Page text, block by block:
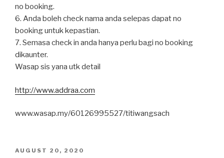
no booking.
6. Anda boleh check nama anda selepas dapat no
booking untuk kepastian.
7. Semasa check in anda hanya perlu bagi no booking
dikaunter.
Wasap sis yana utk detail
http://www.addraa.com
www.wasap.my/60126995527/titiwangsach
POSTED
AUGUST 20, 2020